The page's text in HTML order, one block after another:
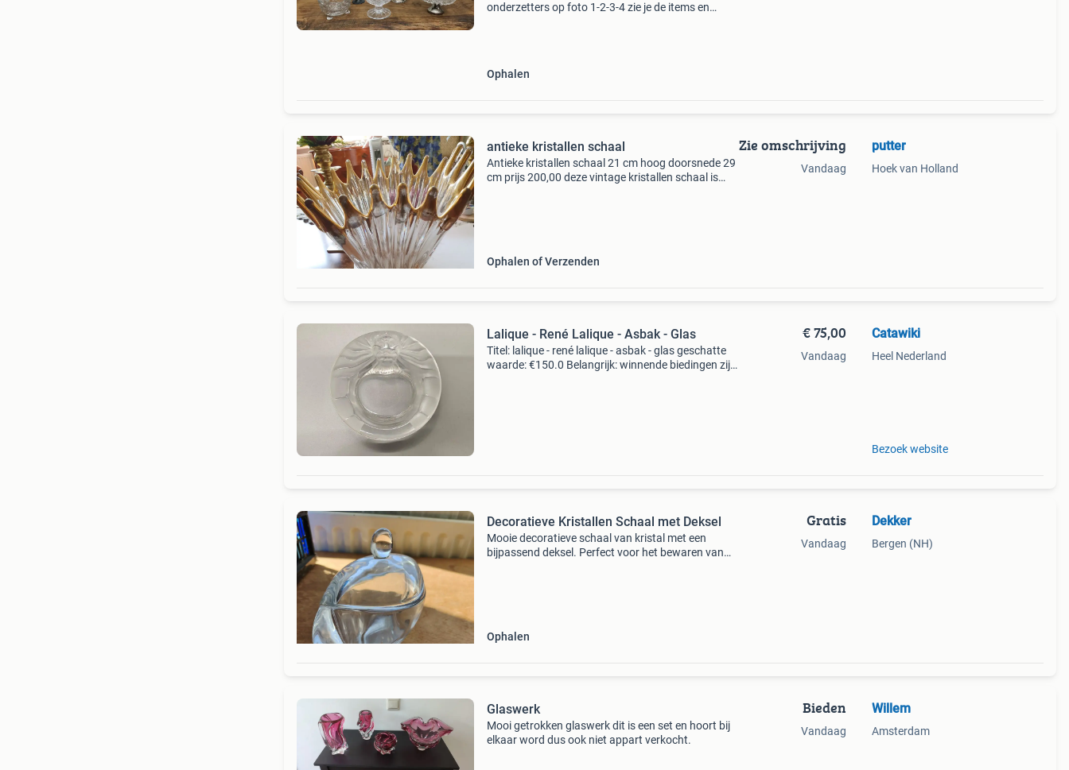
onderzetters op foto 1-2-3-4 zie je de items en
Ophalen
antieke kristallen schaal
Antieke kristallen schaal 21 cm hoog doorsnede 29
cm prijs 200,00 deze vintage kristallen schaal is
Ophalen of Verzenden
Zie omschrijving
Vandaag
putter
Hoek van Holland
Lalique - René Lalique - Asbak - Glas
Titel: lalique - rené lalique - asbak - glas geschatte
waarde: €150.0 Belangrijk: winnende biedingen zijn
€ 75,00
Vandaag
Catawiki
Heel Nederland
Bezoek website
Decoratieve Kristallen Schaal met Deksel
Mooie decoratieve schaal van kristal met een
bijpassend deksel. Perfect voor het bewaren van
Ophalen
Gratis
Vandaag
Dekker
Bergen (NH)
Glaswerk
Mooi getrokken glaswerk dit is een set en hoort bij
elkaar word dus ook niet appart verkocht.
Bieden
Vandaag
Willem
Amsterdam